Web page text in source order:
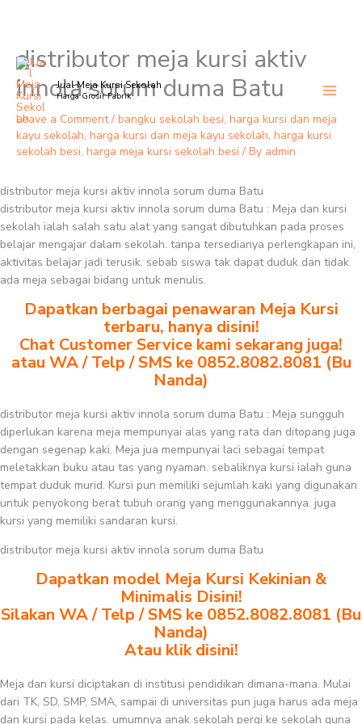
Skip
content
Jual Meja Kursi Sekolah
Harga Grosir Pabrik
distributor meja kursi aktiv
innola sorum duma Batu
Leave a Comment / bangku sekolah besi, harga kursi dan meja
kayu sekolah, harga kursi dan meja kayu sekolah, harga kursi
sekolah besi, harga meja kursi sekolah besi / By admin
distributor meja kursi aktiv innola sorum duma Batu
distributor meja kursi aktiv innola sorum duma Batu : Meja dan kursi
sekolah ialah salah satu alat yang sangat dibutuhkan pada proses
belajar mengajar dalam sekolah. tanpa tersedianya perlengkapan ini,
aktivitas belajar jadi terusik. sebab siswa tak dapat duduk dan tidak
ada meja sebagai bidang untuk menulis.
Dapatkan berbagai penawaran Meja Kursi
terbaru, hanya disini!
Chat Customer Service kami sekarang juga!
atau WA / Telp / SMS ke 0852.8082.8081 (Bu
Nanda)
distributor meja kursi aktiv innola sorum duma Batu : Meja sungguh
diperlukan karena meja mempunyai alas yang rata dan ditopang juga
dengan segenap kaki. Meja jua mempunyai laci sebagai tempat
meletakkan buku atau tas yang nyaman. sebaliknya kursi ialah guna
tempat duduk murid. Kursi pun memiliki sejumlah kaki yang digunakan
untuk penyokong berat tubuh orang yang menggunakannya. juga
kursi yang memiliki sandaran kursi.
distributor meja kursi aktiv innola sorum duma Batu
Dapatkan model Meja Kursi Kekinian &
Minimalis Disini!
Silakan WA / Telp / SMS ke 0852.8082.8081 (Bu
Nanda)
Atau klik disini!
Meja dan kursi diciptakan di institusi pendidikan dimana-mana. Mulai
dari TK, SD, SMP, SMA, sampai di universitas pun juga harus ada meja
dan kursi pada kelas. umumnya anak sekolah pergi ke sekolah guna